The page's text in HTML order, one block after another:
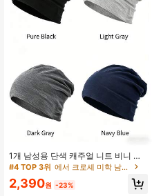
1개 남성용 단색 캐주얼 니트 비니 모
자 일상복 및 야외 활동용
#4 TOP 3위 에서 크로셰 미학 남자 모자
2,390원 -23%